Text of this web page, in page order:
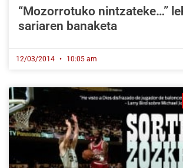
“Mozorrotuko nintzateke…”
sariaren banaketa
12/03/2014 10:05 am